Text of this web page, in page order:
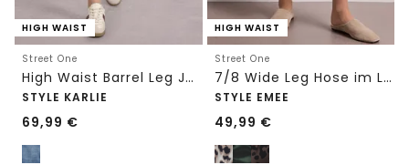
HIGH WAIST
Street One
High Waist Barrel Leg Jeans im Loose Fit
STYLE KARLIE
69,99 €
HIGH WAIST
Street One
7/8 Wide Leg Hose im Loose Fit mit Print
STYLE EMEE
49,99 €